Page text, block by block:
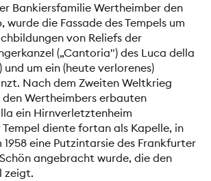
Bankiersfamilie Wertheimber den
wurde die Fassade des Tempels um
von Reliefs der
(„Cantoria") des Luca della
und um ein (heute verlorenes)
Nach dem Zweiten Weltkrieg
Wertheimbers erbauten
ein Hirnverletztenheim
diente fortan als Kapelle, in
eine Putzintarsie des Frankfurter
angebracht wurde, die den
zeigt.